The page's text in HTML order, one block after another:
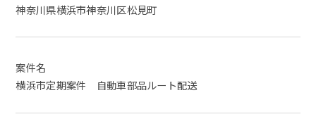
神奈川県横浜市神奈川区松見町
案件名
横浜市定期案件 自動車部品ルート配送